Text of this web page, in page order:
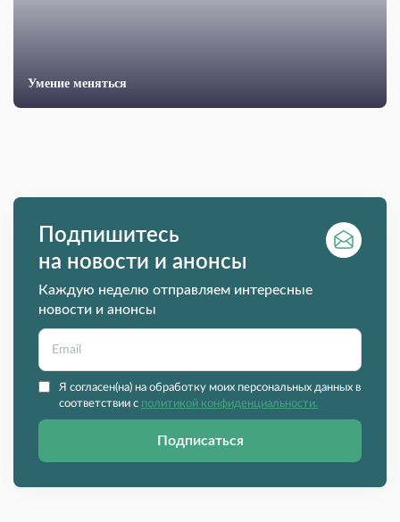
Умение меняться
Подпишитесь
на новости и анонсы
Каждую неделю отправляем интересные
новости и анонсы
Я согласен(на) на обработку моих персональных данных в
соответствии с политикой конфиденциальности.
Подписаться